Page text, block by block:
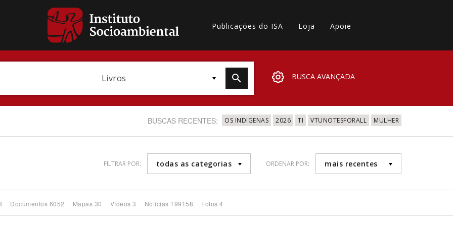
Publicações do ISA Loja Apoie
Livros BUSCA AVANÇADA
BUSCAS RECENTES: OS INDIGENAS 2026 TI VTUNOTESFORALL MULHER
FILTRAR POR: todas as categorias ORDENAR POR: mais recentes
Documentos 6052 Mapas 30 Vídeos 3 Notícias 199158 Fotos 4